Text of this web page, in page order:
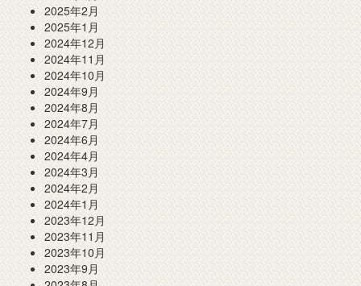
2025年2月
2025年1月
2024年12月
2024年11月
2024年10月
2024年9月
2024年8月
2024年7月
2024年6月
2024年4月
2024年3月
2024年2月
2024年1月
2023年12月
2023年11月
2023年10月
2023年9月